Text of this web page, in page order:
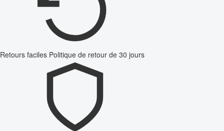
Retours faciles Politique de retour de 30 jours